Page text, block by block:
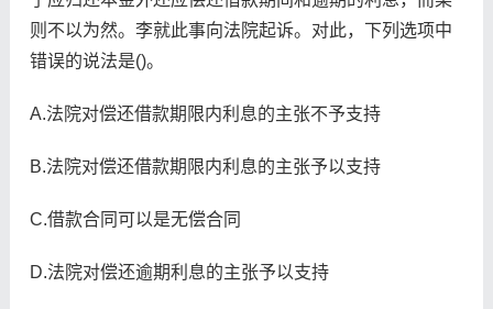
则不以为然。李就此事向法院起诉。对此，下列选项中
错误的说法是()。
A.法院对偿还借款期限内利息的主张不予支持
B.法院对偿还借款期限内利息的主张予以支持
C.借款合同可以是无偿合同
D.法院对偿还逾期利息的主张予以支持